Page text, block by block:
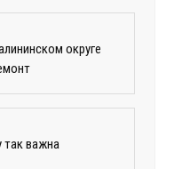
округе
так важна